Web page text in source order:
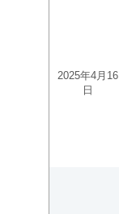
2025年4月16
日